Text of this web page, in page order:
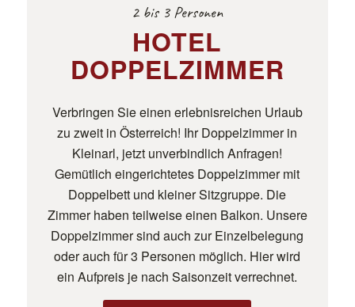
2 bis 3 Personen
HOTEL
DOPPELZIMMER
Verbringen Sie einen erlebnisreichen Urlaub
zu zweit in Österreich! Ihr Doppelzimmer in
Kleinarl, jetzt unverbindlich Anfragen!
Gemütlich eingerichtetes Doppelzimmer mit
Doppelbett und kleiner Sitzgruppe. Die
Zimmer haben teilweise einen Balkon. Unsere
Doppelzimmer sind auch zur Einzelbelegung
oder auch für 3 Personen möglich. Hier wird
ein Aufpreis je nach Saisonzeit verrechnet.